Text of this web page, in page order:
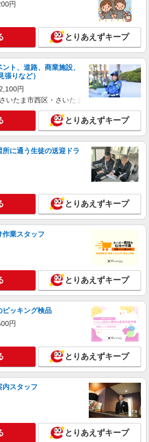
製品の仕分け／日勤／シフト制／車通勤
時給1,300円〜1,625円＋交通費支給 ・残業手
：法定基準通り別途支給 ・交通費支給規定あり
与の希望日払い制度 ・退職金制度（規定有）
収例＞ ＊フルタイム月22日勤務の場合 時給
円×8時間×22日⇒228,800円＋残業代＋交通
雇入れ直後：石川県加賀市大聖寺 変更の範
会社の定める就業場所
詳細を見る
フィス
製品の仕分け・梱包／土日休み
時給1,450円〜1,813円＋交通費全額支給 ・交
全額支給（規定あり） ・残業手当：法定基準
別途支給 ・給与の希望日払い制度あり 【月収
時給1,450円×実働7.67h×21日＝233,552円＋
雇入れ直後：石川県加賀市新保町 変更の範
会社の定める就業場所
詳細を見る
ートナーズ株式会社
業／出荷・梱包・PC作業など（日勤）
時給1600円 ※交通費全額支給（規定あり）
月収例】28.1万円（22日勤務※残業ナシの場
詳細を見る
ートナーズ株式会社
・梱包・PC作業/軽作業（日勤）
時給1600円 ※交通費全額支給（規定あり）
収例】28.1万円（22日勤務※残業ナシの場
石川県加賀市大聖寺
詳細を見る
ートナーズ株式会社
業／出荷・梱包・PC作業など（日勤）
時給1600円 ※交通費全額支給（規定あり）
円
とりあえずキープ
ト、道路、商業施設、
りなど）
円
いたま市西区・さいたま市岩槻区・久喜市・
とりあえずキープ
に通う生徒の送迎ドラ
とりあえずキープ
作業スタッフ
とりあえずキープ
ピッキング検品
円
とりあえずキープ
内スタッフ
とりあえずキープ